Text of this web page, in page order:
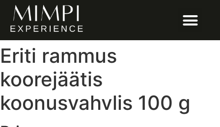
Eriti rammus
koorejäätis
koonusvahvlis 100 g